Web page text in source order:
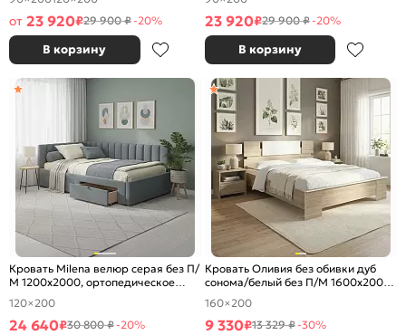
от 23 920₽29 900 ₽-20%
В корзину
23 920₽29 900 ₽-20%
В корзину
Кровать Milena велюр серая без П/
М 1200x2000, ортопедическое
основание, изголовье мягкое
120×200
24 640₽30 800 ₽-20%
Кровать Оливия без обивки дуб
сонома/белый без П/М 1600x2000,
изголовье жесткое
160×200
9 330₽13 329 ₽-30%